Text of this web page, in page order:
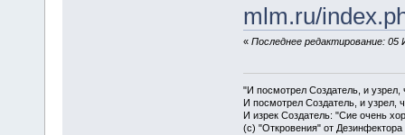
mlm.ru/
« Последнее редактирование:
"И посмотрел Создатель, и
И посмотрел Создатель, и узрел,
И изрек Создатель: "Сие очень
(с) "Откровения" от Дезинфектора